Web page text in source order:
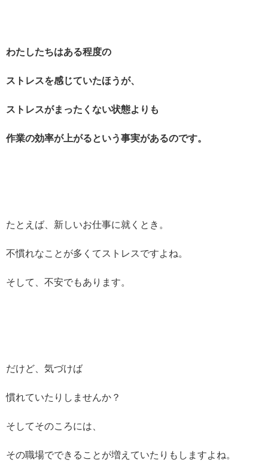
わたしたちはある程度の
ストレスを感じていたほうが、
ストレスがまったくない状態よりも
作業の効率が上がるという事実があるのです。
たとえば、新しいお仕事に就くとき。
不慣れなことが多くてストレスですよね。
そして、不安でもあります。
だけど、気づけば
慣れていたりしませんか？
そしてそのころには、
その職場でできることが増えていたりもしますよね。